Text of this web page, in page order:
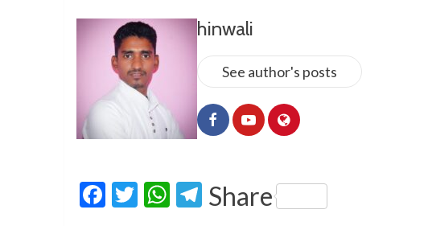
hinwali
See author's posts
Facebook
Twitter
WhatsApp
Telegram
Share